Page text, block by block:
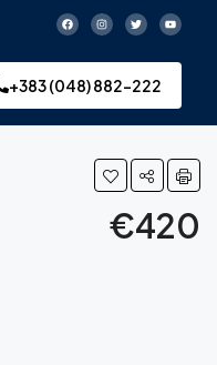
+383 (048) 882-222
€420